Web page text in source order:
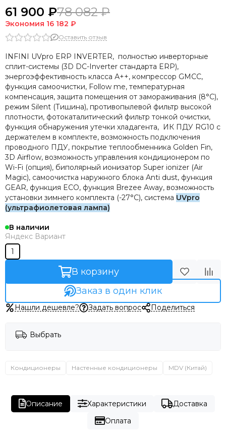
61 900 ₽78 082 ₽
Экономия 16 182 ₽
Оставить отзыв
INFINI UVpro ERP INVERTER, полностью инверторные
сплит-системы (3D DC-Inverter стандарта ERP),
энергоэффективность класса А++, компрессор GMCC,
функция самоочистки, Follow me, температурная
компенсация, защита помещения от замораживания (8°С),
режим Silent (Тишина), противопылевой фильтр высокой
плотности, фотокаталитический фильтр тонкой очистки,
функция обнаружения утечки хладагента, ИК ПДУ RG10 с
держателем в комплекте, возможность подключения
проводного ПДУ, покрытие теплообменника Golden Fin,
3D Airflow, возможность управления кондиционером по
Wi-Fi (опция), биполярный ионизатор Super ionizer (Air
Magic), самоочистка наружного блока Anti dust, функция
GEAR, функция ECO, функция Brezee Away, возможность
установки зимнего комплекта (-27°С), система UVpro
(ультрафиолетовая лампа)
В наличии
Яндекс Вариант
1
В корзину
Заказ в один клик
Нашли дешевле? Задать вопрос Поделиться
Выбрать
Кондиционеры Настенные кондиционеры MDV (Китай)
Описание Характеристики
Доставка
Оплата